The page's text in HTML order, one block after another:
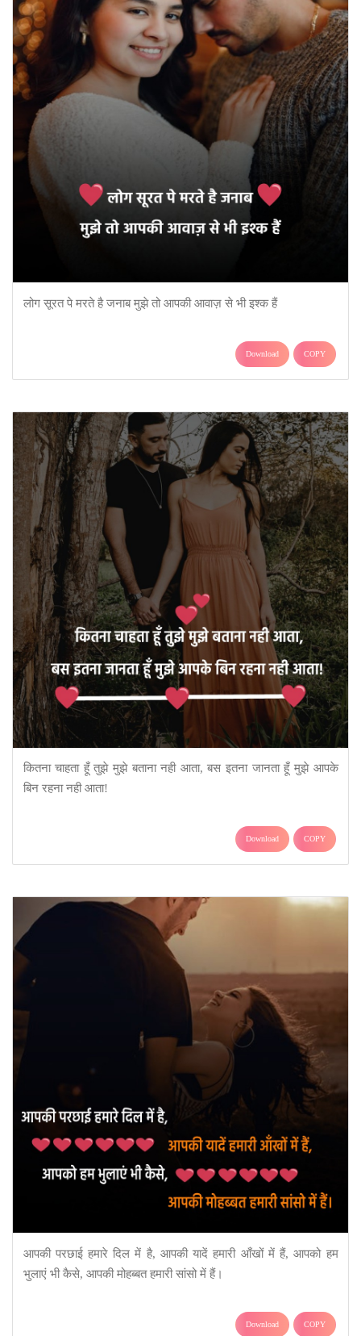
लोग सूरत पे मरते है जनाब मुझे तो आपकी आवाज़ से भी इश्क हैं
Download COPY
कितना चाहता हूँ तुझे मुझे बताना नही आता, बस इतना जानता हूँ मुझे आपके
बिन रहना नही आता!
Download COPY
आपकी परछाई हमारे दिल में है, आपकी यादें हमारी आँखों में हैं, आपको हम
भुलाएं भी कैसे, आपकी मोहब्बत हमारी सांसो में हैं।
Download COPY